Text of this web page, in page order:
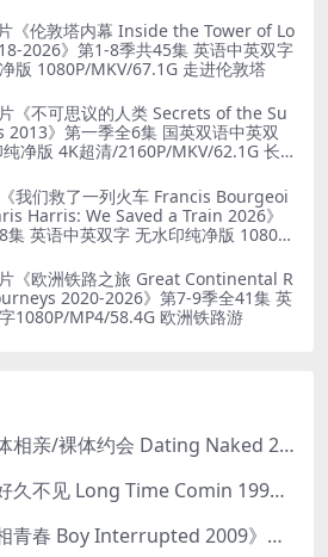
《伦敦塔内幕 Inside the Tower of Lo
2026》第1-8季共45集 英语中英双字
版 1080P/MKV/67.1G 走进伦敦塔
《不可思议的人类 Secrets of the Su
》第一季全6集 国英双语中英双
净版 4K超清/2160P/MKV/62.1G 长
我们救了一列火车 Francis Bourgeoi
Harris: We Saved a Train 2026》
集 英语中英双字 无水印纯净版 1080P/
《欧洲铁路之旅 Great Continental R
2020-2026》第7-9季全41集 英
1080P/MP4/58.4G 欧洲铁路游
美国纪录片《裸体相亲/裸体约会 Dating Naked 2014-2016》第1-3季全33集 英语中英双字 无水印纯净版 1080P/MKV/85.6G 裸体相亲真人秀
加拿大纪录片《好久不见 Long Time Comin 1993》英语中英双字 官方纯净版 1080P/MKV/1G 女同性艺术家
美国纪录片《双相青春 Boy Interrupted 2009》英语中英双字 官方纯净版 1080P/MKV/1.43G 青少年躁郁症